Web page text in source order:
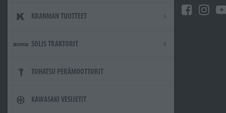
KRANMAN TUOTTEET
SOLIS TRAKTORIT
TOHATSU PERÄMOOTTORIT
KAWASAKI VESIJETIT